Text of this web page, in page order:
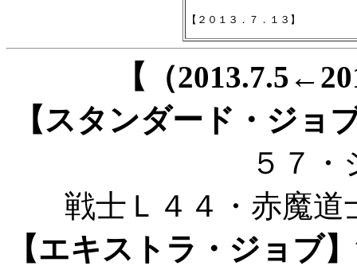
【（
【スタンダード・ジョ
５７・
戦士Ｌ４４・赤魔
【エキストラ・ジョブ】